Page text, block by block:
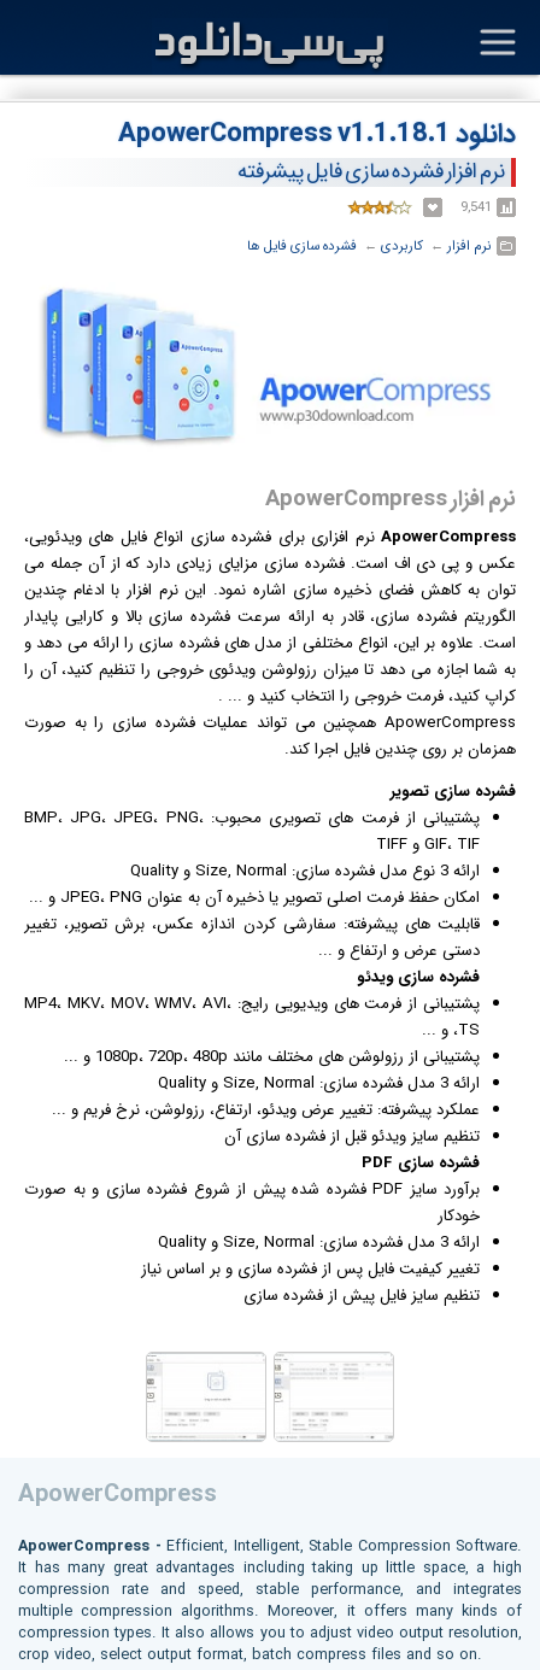
دانلود ApowerCompress v1.1.18.1
نرم افزار فشرده سازی فایل پیشرفته
9,541
نرم افزار ← ‏ کاربردی ← ‏ فشرده سازی فایل ها
نرم افزار ApowerCompress
ApowerCompress نرم افزاری برای فشرده سازی انواع فایل های ویدئویی،
عکس و پی دی اف است. فشرده سازی مزایای زیادی دارد که از آن جمله می
توان به کاهش فضای ذخیره سازی اشاره نمود. این نرم افزار با ادغام چندین
الگوریتم فشرده سازی، قادر به ارائه سرعت فشرده سازی بالا و کارایی پایدار
است. علاوه بر این، انواع مختلفی از مدل های فشرده سازی را ارائه می دهد و
به شما اجازه می دهد تا میزان رزولوشن ویدئوی خروجی را تنظیم کنید، آن را
کراپ کنید، فرمت خروجی را انتخاب کنید و ... .
ApowerCompress همچنین می تواند عملیات فشرده سازی را به صورت
همزمان بر روی چندین فایل اجرا کند.
فشرده سازی تصویر
پشتیبانی از فرمت های تصویری محبوب: BMP، JPG، JPEG، PNG،
GIF، TIF و TIFF
ارائه 3 نوع مدل فشرده سازی: Size, Normal و Quality
امکان حفظ فرمت اصلی تصویر یا ذخیره آن به عنوان JPEG، PNG و ...
قابلیت های پیشرفته: سفارشی کردن اندازه عکس، برش تصویر، تغییر
دستی عرض و ارتفاع و ...
فشرده سازی ویدئو
پشتیبانی از فرمت های ویدیویی رایج: MP4، MKV، MOV، WMV، AVI،
TS، و ...
پشتیبانی از رزولوشن های مختلف مانند 1080p، 720p، 480p و ...
ارائه 3 مدل فشرده سازی: Size, Normal و Quality
عملکرد پیشرفته: تغییر عرض ویدئو، ارتفاع، رزولوشن، نرخ فریم و ...
تنظیم سایز ویدئو قبل از فشرده سازی آن
فشرده سازی PDF
برآورد سایز PDF فشرده شده پیش از شروع فشرده سازی و به صورت
خودکار
ارائه 3 مدل فشرده سازی: Size, Normal و Quality
تغییر کیفیت فایل پس از فشرده سازی و بر اساس نیاز
تنظیم سایز فایل پیش از فشرده سازی
ApowerCompress
ApowerCompress - Efficient, Intelligent, Stable Compression Software.
It has many great advantages including taking up little space, a high
compression rate and speed, stable performance, and integrates
multiple compression algorithms. Moreover, it offers many kinds of
compression types. It also allows you to adjust video output resolution,
crop video, select output format, batch compress files and so on.